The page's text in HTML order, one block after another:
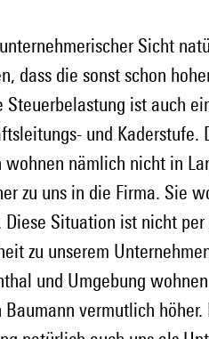
Sicht
dass die sonst schon
ist auch
und Kaderstufe.
nämlich nicht in
zu uns in die Firma. Sie
Situation ist nicht per
zu unserem
und Umgebung
vermutlich